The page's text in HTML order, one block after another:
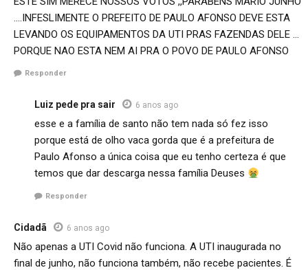
….INFESLIMENTE O PREFEITO DE PAULO AFONSO DEVE ESTA
LEVANDO OS EQUIPAMENTOS DA UTI PRAS FAZENDAS DELE …
PORQUE NAO ESTA NEM AI PRA O POVO DE PAULO AFONSO
Responder
Luiz pede pra sair 6 anos ago
esse e a família de santo não tem nada só fez isso
porque está de olho vaca gorda que é a prefeitura de
Paulo Afonso a única coisa que eu tenho certeza é que
temos que dar descarga nessa família Deuses
Responder
Cidadã 6 anos ago
Não apenas a UTI Covid não funciona. A UTI inaugurada no
final de junho, não funciona também, não recebe pacientes. É